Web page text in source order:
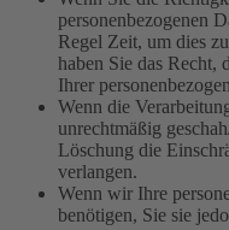
personenbezogenen
Regel Zeit, um dies
haben Sie das Recht,
Ihrer
Wenn die
unrechtmäßig
Löschung die
verlangen.
Wenn wir Ihre
benötigen, Sie sie